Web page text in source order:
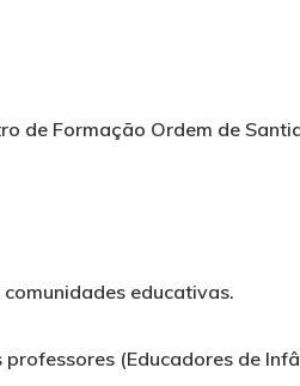
de Formação Ordem de
educativas.
(Educadores de